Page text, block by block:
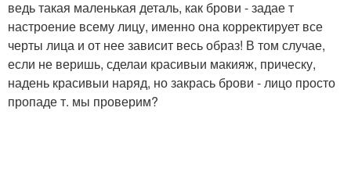
ведь такая маленькая деталь, как брови - задае т
настроение всему лицу, именно она корректирует все
черты лица и от нее зависит весь образ! В том случае,
если не веришь, сделаи красивыи макияж, прическу,
надень красивыи наряд, но закрась брови - лицо просто
пропаде т. мы проверим?